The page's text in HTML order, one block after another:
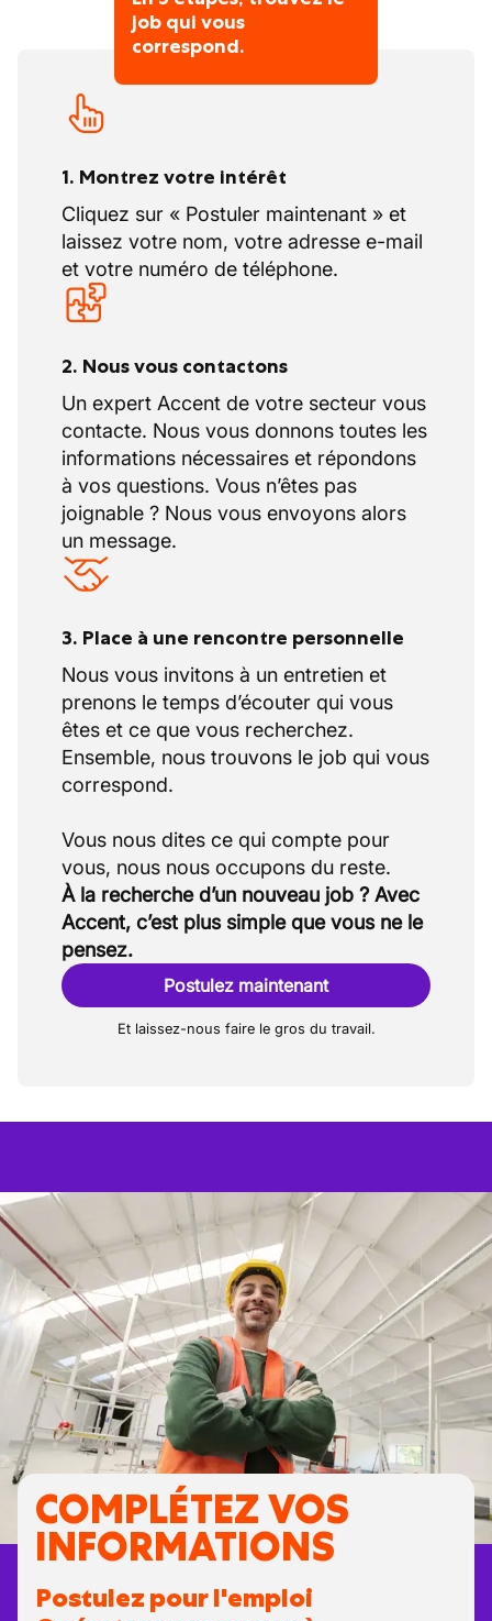
job qui vous
correspond.
1. Montrez votre intérêt
Cliquez sur « Postuler maintenant » et
laissez votre nom, votre adresse e-mail
et votre numéro de téléphone.
2. Nous vous contactons
Un expert Accent de votre secteur vous
contacte. Nous vous donnons toutes les
informations nécessaires et répondons
à vos questions. Vous n’êtes pas
joignable ? Nous vous envoyons alors
un message.
3. Place à une rencontre personnelle
Nous vous invitons à un entretien et
prenons le temps d’écouter qui vous
êtes et ce que vous recherchez.
Ensemble, nous trouvons le job qui vous
correspond.
Vous nous dites ce qui compte pour
À la recherche d’un nouveau job ? Avec
Accent, c’est plus simple que vous ne le
pensez.
Postulez maintenant
Et laissez-nous faire le gros du travail.
COMPLÉTEZ VOS
INFORMATIONS
Postulez pour l'emploi